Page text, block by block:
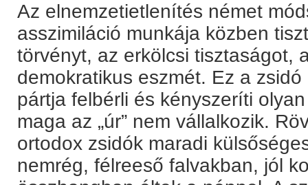
Az elnemzetietlenítés német
asszimiláció munkája közben
törvényt, az erkölcsi tisztaságot,
demokratikus eszmét. Ez a
pártja felbérli és kényszeríti
maga az „úr” nem vállalkozik.
ortodox zsidók maradi
nemrég, félreeső falvakban, jól